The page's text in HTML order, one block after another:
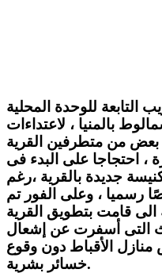
التابعة للوحدة المحلية
بالمنيا ، لاعتداءات
بعض من متطرفين القرية
، احتجاجا على البدء فى
جديدة بالقرية ،رغم
رسميا ، وعلى الفور تم
الى قامت بتطويق القرية
التى أسفرت عن إشعال
منازل الأقباط دون وقوع
خسائر بشرية.